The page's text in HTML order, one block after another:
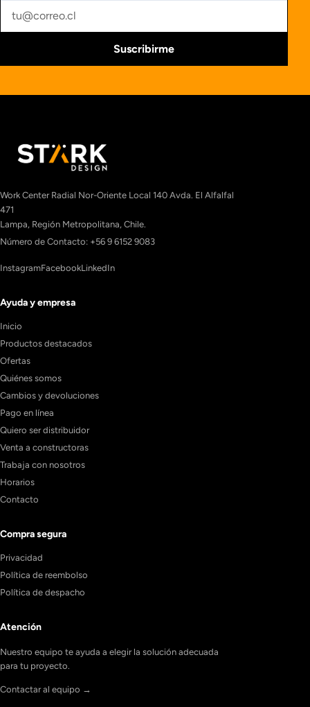
Suscribirme
Work Center Radial Nor-Oriente Local 140 Avda. El Alfalfal
471
Lampa, Región Metropolitana, Chile.
Número de Contacto: +56 9 6152 9083
InstagramFacebookLinkedIn
Ayuda y empresa
Inicio
Productos destacados
Ofertas
Quiénes somos
Cambios y devoluciones
Pago en línea
Quiero ser distribuidor
Venta a constructoras
Trabaja con nosotros
Horarios
Contacto
Compra segura
Privacidad
Política de reembolso
Política de despacho
Atención
Nuestro equipo te ayuda a elegir la solución adecuada
para tu proyecto.
Contactar al equipo →